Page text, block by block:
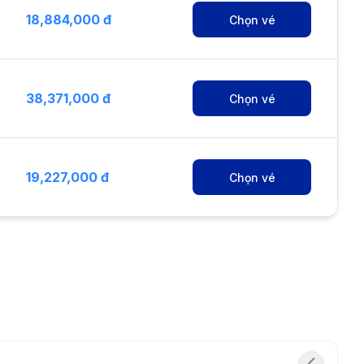
18,884,000 đ Chọn vé
38,371,000 đ Chọn vé
19,227,000 đ Chọn vé